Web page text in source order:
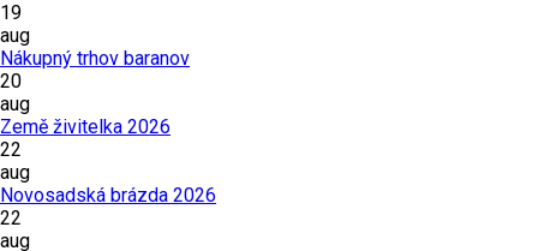
19
aug
Nákupný trhov baranov
20
aug
Země živitelka 2026
22
aug
Novosadská brázda 2026
22
aug